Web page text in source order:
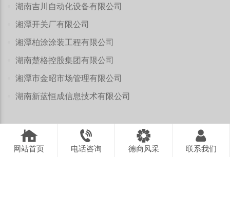
湖南吉川自动化设备有限公司
湘潭开关厂有限公司
湘潭柏涂涂装工程有限公司
湖南楚格控股集团有限公司
湘潭市金昭市场管理有限公司
湖南新蓝恒成信息技术有限公司
社会公益 商会党建
网站首页 电话咨询 德商风采 联系我们